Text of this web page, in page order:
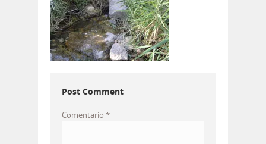
Post Comment
Comentario *